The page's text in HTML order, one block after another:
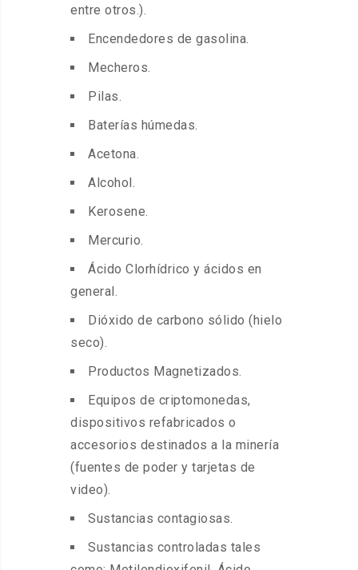
entre otros.).
Encendedores de gasolina.
Mecheros.
Pilas.
Baterías húmedas.
Acetona.
Alcohol.
Kerosene.
Mercurio.
Ácido Clorhídrico y ácidos en
general.
Dióxido de carbono sólido (hielo
seco).
Productos Magnetizados.
Equipos de criptomonedas,
dispositivos refabricados o
accesorios destinados a la minería
(fuentes de poder y tarjetas de
video).
Sustancias contagiosas.
Sustancias controladas tales